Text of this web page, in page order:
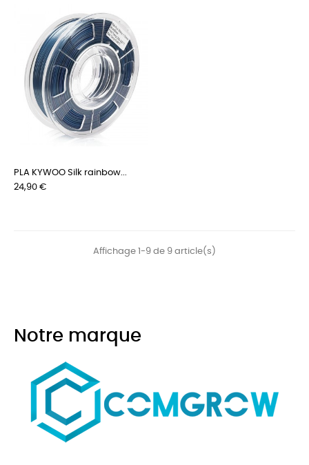
PLA KYWOO Silk rainbow...
Prix
24,90 €
Affichage 1-9 de 9 article(s)
Notre marque